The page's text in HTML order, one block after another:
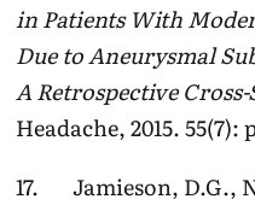
in Patients With
Due to Aneurysmal
A Retrospective
Headache, 2015. 55(7):
17. Jamieson, D.G.,